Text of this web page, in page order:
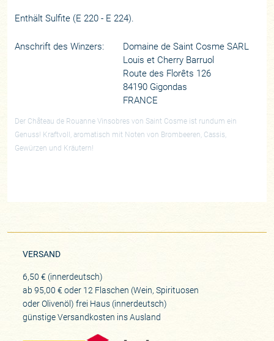
Enthält Sulfite (E 220 - E 224).
Anschrift des Winzers:
Domaine de Saint Cosme SARL
Louis et Cherry Barruol
Route des Florêts 126
84190 Gigondas
FRANCE
Der Château de Rouanne Vinsobres von Saint Cosme ist rundum ein
Genuss! Kraftvoll, aromatisch mit Noten von Brombeeren, Cassis,
Gewürzen und Kräutern!
VERSAND
6,50 € (innerdeutsch)
ab 95,00 € oder 12 Flaschen (Wein, Spirituosen
oder Olivenöl) frei Haus (innerdeutsch)
günstige Versandkosten ins Ausland